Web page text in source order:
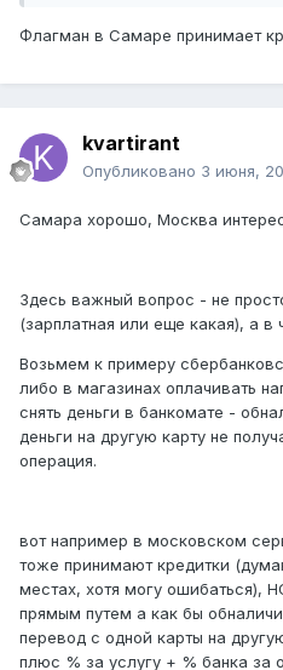
Флагман в Самаре принимает
kvartirant
Опубликовано 3 июня,
Самара хорошо, Москва
Здесь важный вопрос - не
(зарплатная или еще какая), а в
Возьмем к примеру
либо в магазинах оплачивать
снять деньги в банкомате -
деньги на другую карту не
операция.
вот например в московском
тоже принимают кредитки
местах, хотя могу ошибаться),
прямым путем а как бы
перевод с одной карты на
плюс % за услугу + % банка за